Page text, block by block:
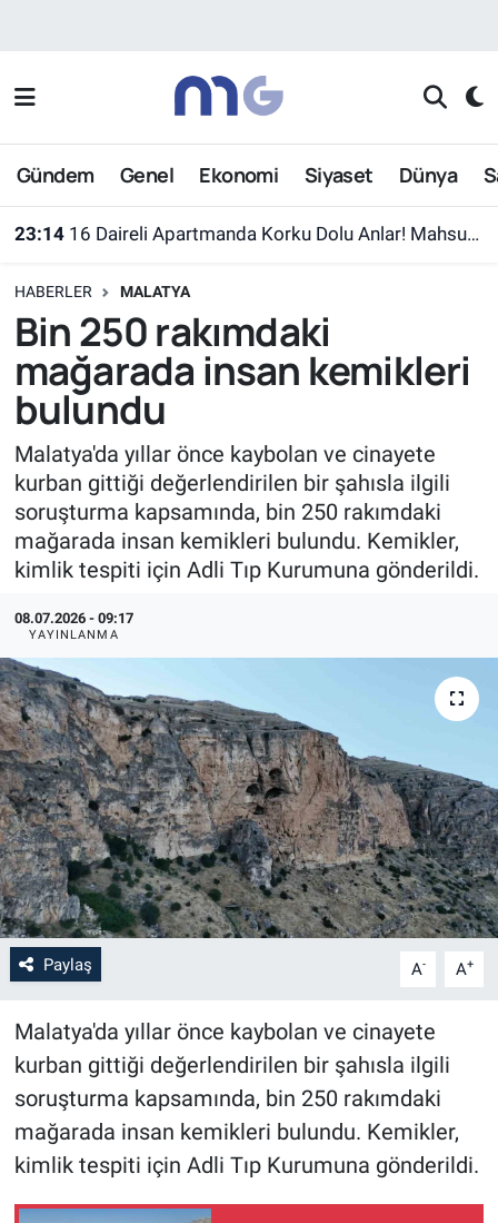
Gündem Genel Ekonomi Siyaset Dünya
23:14 16 Daireli Apartmanda Korku Dolu Anlar! Mahsur Kalanlar Kurtarıldı
HABERLER MALATYA
Bin 250 rakımdaki
mağarada insan kemikleri
bulundu
Malatya'da yıllar önce kaybolan ve cinayete
kurban gittiği değerlendirilen bir şahısla ilgili
soruşturma kapsamında, bin 250 rakımdaki
mağarada insan kemikleri bulundu. Kemikler,
kimlik tespiti için Adli Tıp Kurumuna gönderildi.
08.07.2026 - 09:17
YAYINLANMA
Paylaş A- A+
Malatya'da yıllar önce kaybolan ve cinayete
kurban gittiği değerlendirilen bir şahısla ilgili
soruşturma kapsamında, bin 250 rakımdaki
mağarada insan kemikleri bulundu. Kemikler,
kimlik tespiti için Adli Tıp Kurumuna gönderildi.
Nöbetçi Eczaneler
Hava Durumu
Süper Lig Puan Durumu ve Fikstür
Tüm Manşetler
Son Dakika Haberleri
Haber Arşivi